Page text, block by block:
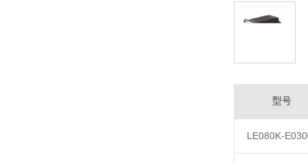
型号
LE080K-